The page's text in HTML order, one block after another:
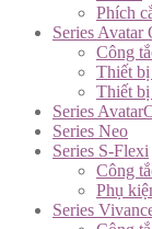
Phích
Series Avatar
Công
Thiết bị
Thiết
Series
Series Neo
Series S-Flexi
Công
Phụ
Series